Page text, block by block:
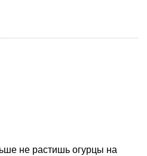
не растишь огурцы на